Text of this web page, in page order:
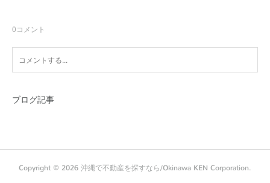
0コメント
ブログ記事
Copyright © 2026 沖縄で不動産を探すなら/Okinawa KEN Corporation.